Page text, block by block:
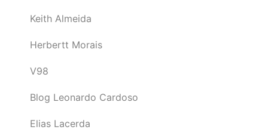
Keith Almeida
Herbertt Morais
V98
Blog Leonardo Cardoso
Elias Lacerda